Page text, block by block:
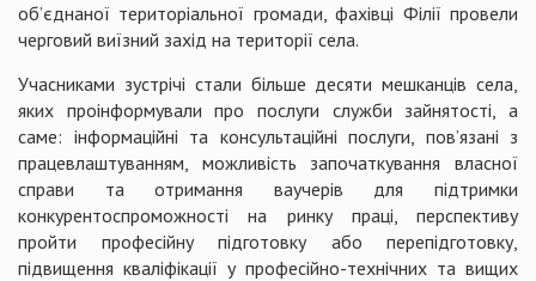
об’єднаної територіальної громади, фахівці Філії провели
черговий виїзний захід на території села.
Учасниками зустрічі стали більше десяти мешканців села,
яких проінформували про послуги служби зайнятості, а
саме: інформаційні та консультаційні послуги, пов’язані з
працевлаштуванням, можливість започаткування власної
справи та отримання ваучерів для підтримки
конкурентоспроможності на ринку праці, перспективу
пройти професійну підготовку або перепідготовку,
підвищення кваліфікації у професійно-технічних та вищих